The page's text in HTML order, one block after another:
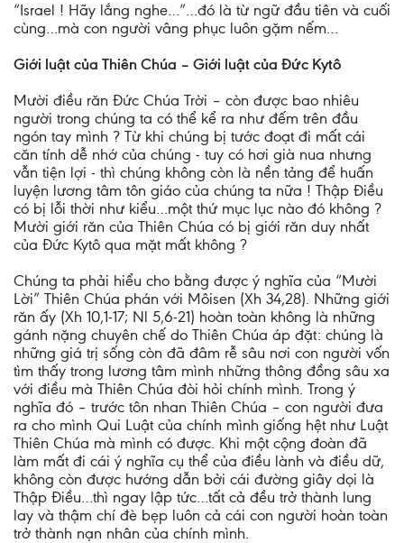
“Israel ! Hãy lắng nghe…”…đó là từ ngữ đầu tiên và cuối
cùng…mà con người vâng phục luôn gặm nếm…
Giới luật của Thiên Chúa – Giới luật của Đức Kytô
Mười điều răn Đức Chúa Trời – còn được bao nhiêu
người trong chúng ta có thể kể ra như đếm trên đầu
ngón tay mình ? Từ khi chúng bị tước đoạt đi mất cái
căn tính dễ nhớ của chúng - tuy có hơi già nua nhưng
vẫn tiện lợi - thì chúng không còn là nền tảng để huấn
luyện lương tâm tôn giáo của chúng ta nữa ! Thập Điều
có bị lỗi thời như kiểu…một thứ mục lục nào đó không ?
Mười giới răn của Thiên Chúa có bị giới răn duy nhất
của Đức Kytô qua mặt mất không ?
Chúng ta phải hiểu cho bằng được ý nghĩa của “Mười
Lời” Thiên Chúa phán với Môisen (Xh 34,28). Những giới
răn ấy (Xh 10,1-17; Nl 5,6-21) hoàn toàn không là những
gánh nặng chuyên chế do Thiên Chúa áp đặt: chúng là
những giá trị sống còn đã đâm rễ sâu nơi con người vốn
tìm thấy trong lương tâm mình những thông đồng sâu xa
với điều mà Thiên Chúa đòi hỏi chính mình. Trong ý
nghĩa đó – trước tôn nhan Thiên Chúa – con người đưa
ra cho mình Qui Luật của chính mình giống hệt như Luật
Thiên Chúa mà mình có được. Khi một cộng đoàn đã
làm mất đi cái ý nghĩa cụ thể của điều lành và điều dữ,
không còn được hướng dẫn bởi cái đường giây dọi là
Thập Điều…thì ngay lập tức…tất cả đều trở thành lung
lay và thậm chí đè bẹp luôn cả cái con người hoàn toàn
trở thành nạn nhân của chính mình.